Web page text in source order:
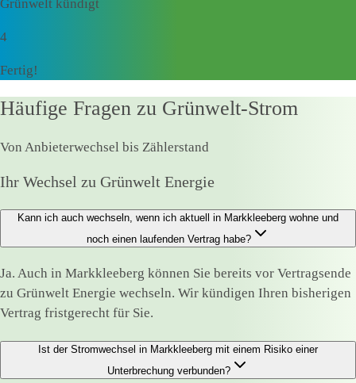
Grünwelt kündigt
4
Fertig!
Häufige Fragen zu Grünwelt-Strom
Von Anbieterwechsel bis Zählerstand
Ihr Wechsel zu Grünwelt Energie
Kann ich auch wechseln, wenn ich aktuell in Markkleeberg wohne und
noch einen laufenden Vertrag habe?
Ja. Auch in Markkleeberg können Sie bereits vor Vertragsende
zu Grünwelt Energie wechseln. Wir kündigen Ihren bisherigen
Vertrag fristgerecht für Sie.
Ist der Stromwechsel in Markkleeberg mit einem Risiko einer
Unterbrechung verbunden?